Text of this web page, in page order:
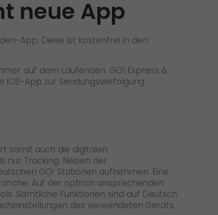
neue App
App. Diese ist kostenfrei in den
auf dem Laufenden. GO! Express &
iOS-App zur Sendungsverfolgung
somit auch die digitalen
nur Tracking. Neben der
GO! Stationen aufnehmen. Eine
Auf der optisch ansprechenden
Sämtliche Funktionen sind auf Deutsch
des verwendeten Geräts.